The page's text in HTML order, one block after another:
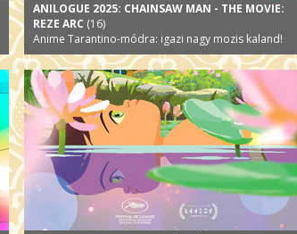
ANILOGUE 2025: CHAINSAW MAN - THE MOVIE:
REZE ARC (16)
Anime Tarantino-módra: igazi nagy mozis kaland!